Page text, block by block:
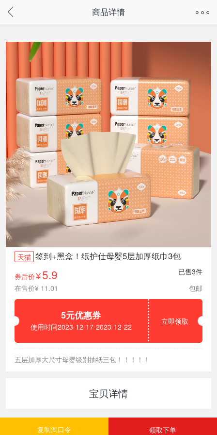
请通过微信或支付宝搜“奇兔客小程序”访问
商品详情
天猫 签到+黑盒！纸护仕母婴5层加厚纸巾3包
券后价¥ 5.9
已售3件
在售价¥ 11.01
包邮
5元优惠券
使用时间2023-12-17-2023-12-22
立即领取
五层加厚大尺寸母婴级别抽纸三包！！！！！
宝贝详情
复制淘口令 领取下单